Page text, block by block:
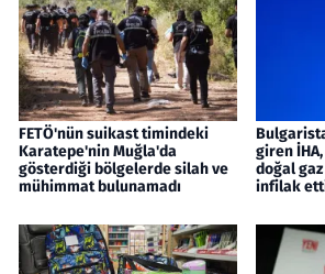
FETÖ'nün suikast timindeki
Karatepe'nin Muğla'da
gösterdiği bölgelerde silah ve
mühimmat bulunamadı
giren İHA,
doğal gaz
infilak